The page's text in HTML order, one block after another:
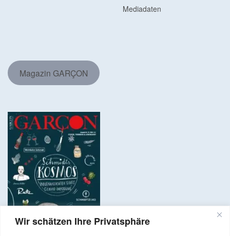
Wir schätzen Ihre Privatsphäre
Mediadaten
Magazin GARÇON